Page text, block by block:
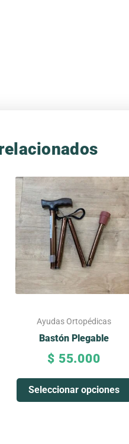
Ayudas Ortopédicas
Bastón Plegable
$ 55.000
Seleccionar opciones
Este
producto
tiene
múltiples
variantes.
Las
opciones
se
la
página
de
producto